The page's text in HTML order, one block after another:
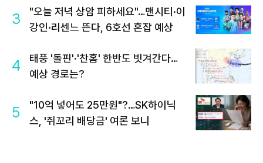
3
"오늘 저녁 상암 피하세요"…맨시티·이
강인·리센느 뜬다, 6호선 혼잡 예상
4
태풍 '돌핀'·'찬홈' 한반도 빗겨간다…
예상 경로는?
5
"10억 넣어도 25만원"?…SK하이닉
스, '쥐꼬리 배당금' 여론 보니